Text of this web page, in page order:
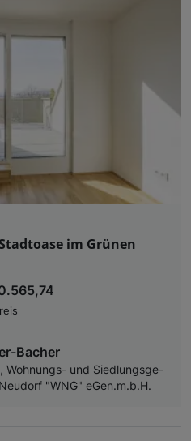
im Grünen
Bacher
Woh­nungs- und Sied­lungs­ge­
"WNG" eGen.m.b.H.